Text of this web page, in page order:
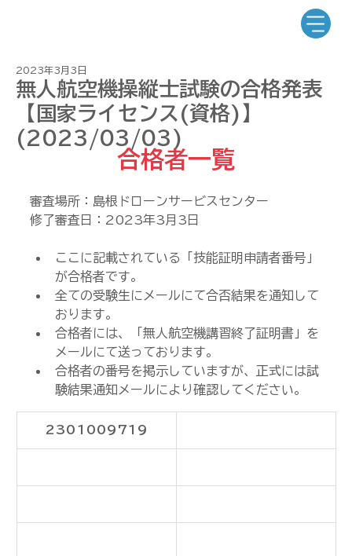
無人航空機操縦士試験の合格発表
【国家ライセンス(資格)】
(2023/03/03)
2023年3月3日
合格者一覧
審査場所：島根ドローンサービスセンター
修了審査日：2023年3月3日
ここに記載されている「技能証明申請者番号」
が合格者です。
全ての受験生にメールにて合否結果を通知して
おります。
合格者には、「無人航空機講習終了証明書」を
メールにて送っております。
合格者の番号を掲示していますが、正式には試
験結果通知メールにより確認してください。
2301009719